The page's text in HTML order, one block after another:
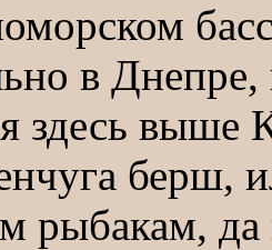
в
здесь выше
берш,
рыбакам, да